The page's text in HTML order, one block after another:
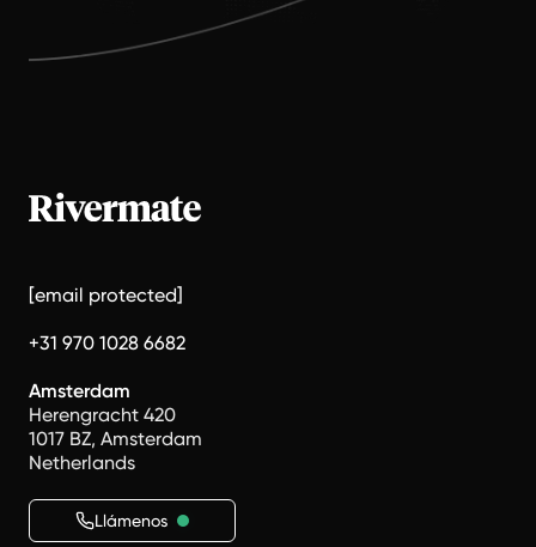
[email protected]
+31 970 1028 6682
Amsterdam
Herengracht 420
1017 BZ, Amsterdam
Netherlands
Llámenos